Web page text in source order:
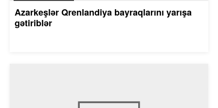
Azarkeşlər Qrenlandiya bayraqlarını yarışa
gətiriblər